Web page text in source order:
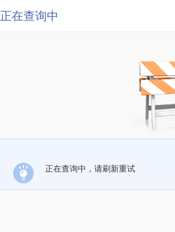
正在查询中
正在查询中，请刷新重试